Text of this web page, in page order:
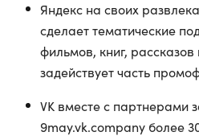
Яндекс на своих
сделает тематические
фильмов, книг,
задействует часть
VK вместе с партнерами
9may.vk.company более